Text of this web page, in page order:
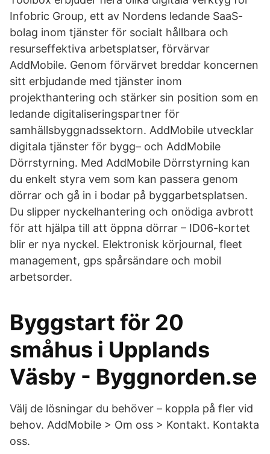
Infobric Group, ett av Nordens ledande SaaS-
bolag inom tjänster för socialt hållbara och
resurseffektiva arbetsplatser, förvärvar
AddMobile. Genom förvärvet breddar koncernen
sitt erbjudande med tjänster inom
projekthantering och stärker sin position som en
ledande digitaliseringspartner för
samhällsbyggnadssektorn. AddMobile utvecklar
digitala tjänster för bygg– och AddMobile
Dörrstyrning. Med AddMobile Dörrstyrning kan
du enkelt styra vem som kan passera genom
dörrar och gå in i bodar på byggarbetsplatsen.
Du slipper nyckelhantering och onödiga avbrott
för att hjälpa till att öppna dörrar – ID06-kortet
blir er nya nyckel. Elektronisk körjournal, fleet
management, gps spårsändare och mobil
arbetsorder.
Byggstart för 20
småhus i Upplands
Väsby - Byggnorden.se
Välj de lösningar du behöver – koppla på fler vid
behov. AddMobile > Om oss > Kontakt. Kontakta
oss.